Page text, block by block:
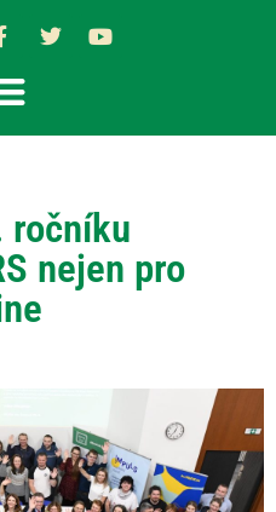
ročníku
nejen pro